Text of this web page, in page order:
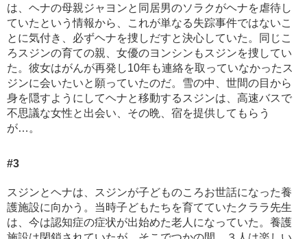
は、ヘナの母親ジャヨンと同居男のソラクがヘナを虐待し
ていたという情報から、これが単なる失踪事件ではないこ
とに気付き、必ずヘナを捜しだすと決心していた。同じこ
ろスジンの育ての親、女優のヨンシンもスジンを捜してい
た。彼女はがんが再発し10年も連絡を取っていなかったス
ジンに会いたいと願っていたのだ。雪の中、世間の目から
身を隠すようにしてヘナと移動するスジンは、高速バスで
不思議な女性と出会い、その晩、宿を提供してもらう
が…。
#3
スジンとヘナは、スジンが子どものころお世話になった養
護施設に向かう。当時子どもたちを育てていたクララ先生
は、今は認知症の症状が出始めた老人になっていた。養護